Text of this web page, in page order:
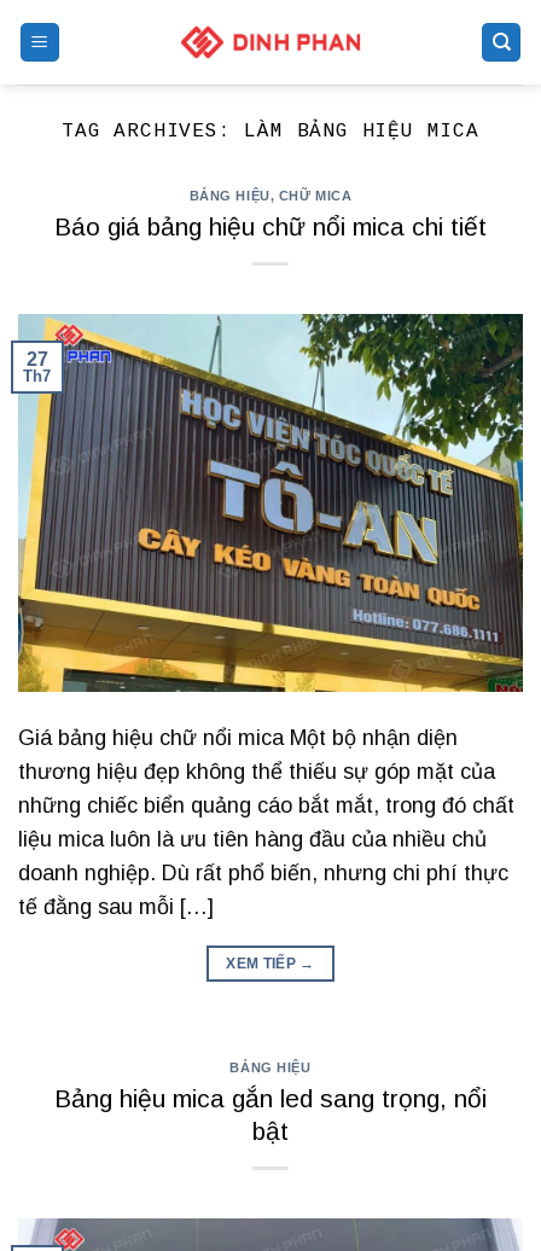
TAG ARCHIVES: LÀM BẢNG HIỆU MICA
BẢNG HIỆU, CHỮ MICA
Báo giá bảng hiệu chữ nổi mica chi tiết
27
Th7
Giá bảng hiệu chữ nổi mica Một bộ nhận diện
thương hiệu đẹp không thể thiếu sự góp mặt của
những chiếc biển quảng cáo bắt mắt, trong đó chất
liệu mica luôn là ưu tiên hàng đầu của nhiều chủ
doanh nghiệp. Dù rất phổ biến, nhưng chi phí thực
tế đằng sau mỗi […]
XEM TIẾP →
BẢNG HIỆU
Bảng hiệu mica gắn led sang trọng, nổi
bật